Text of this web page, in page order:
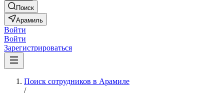
Поиск
Арамиль
Войти
Войти
Зарегистрироваться
Поиск сотрудников в Арамиле
/